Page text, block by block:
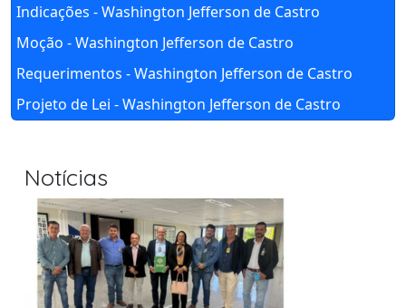
Indicações - Washington Jefferson de Castro
Moção - Washington Jefferson de Castro
Requerimentos - Washington Jefferson de Castro
Projeto de Lei - Washington Jefferson de Castro
Notícias